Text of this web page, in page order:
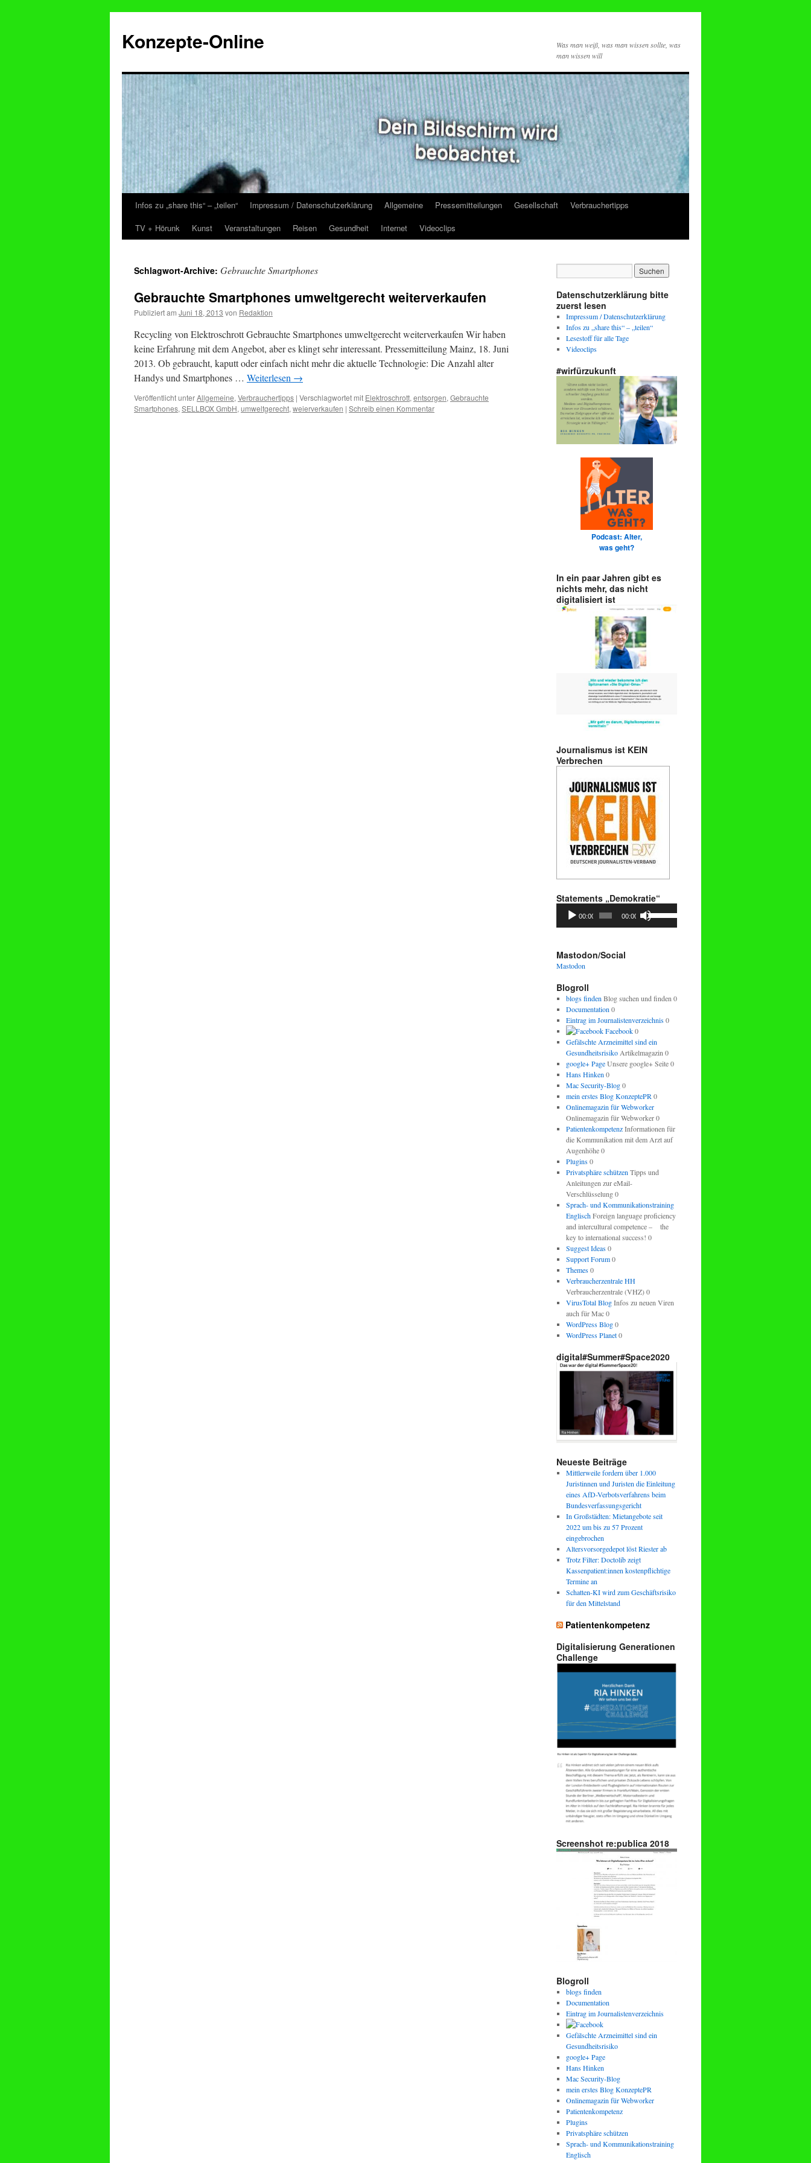
Konzepte-Online
Was man weiß, was man wissen sollte, was
man wissen will
Zum
Inhalt
Infos zu „share this“ – „teilen“ Impressum / Datenschutzerklärung Allgemeine Pressemitteilungen Gesellschaft
Verbrauchertipps
TV + Hörunk
Kunst Veranstaltungen Reisen Gesundheit Internet Videoclips
Schlagwort-Archive: Gebrauchte Smartphones
Gebrauchte Smartphones umweltgerecht weiterverkaufen
Publiziert am Juni 18, 2013 von Redaktion
Recycling von Elektroschrott Gebrauchte Smartphones umweltgerecht weiterverkaufen Wir haben
keine Erfahrung mit dem Angebot, aber es klingt sehr interessant. Pressemitteilung Mainz, 18. Juni
2013. Ob gebraucht, kaputt oder einfach nicht mehr die aktuelle Technologie: Die Anzahl alter
Handys und Smartphones … Weiterlesen →
Veröffentlicht unterAllgemeine, Verbrauchertipps | Verschlagwortet mit Elektroschrott, entsorgen, Gebrauchte
Smartphones, SELLBOX GmbH, umweltgerecht, weierverkaufen | Schreib einen Kommentar
Datenschutzerklärung bitte
zuerst lesen
Impressum / Datenschutzerklärung
Infos zu „share this“ – „teilen“
Lesestoff für alle Tage
Videoclips
#wirfürzukunft
Podcast: Alter,
was geht?
In ein paar Jahren gibt es
nichts mehr, das nicht
digitalisiert ist
Journalismus ist KEIN
Verbrechen
Statements „Demokratie“
Audio-
Player
00:00 00:00
Hoch/Runter
benutzen,
Mastodon/Social
Mastodon
Blogroll
blogs finden Blog suchen und finden 0
Documentation 0
Eintrag im Journalistenverzeichnis0
Facebook0
Gefälschte Arzneimittel sind ein
GesundheitsrisikoArtikelmagazin 0
google+ PageUnsere google+ Seite 0
Hans Hinken 0
Mac Security-Blog0
mein erstes Blog KonzeptePR 0
Onlinemagazin für Webworker
Onlinemagazin für Webworker 0
PatientenkompetenzInformationen für
die Kommunikation mit dem Arzt auf
Augenhöhe 0
Plugins0
Privatsphäre schützen Tipps und
Anleitungen zur eMail-
Verschlüsselung 0
Sprach- und Kommunikationstraining
EnglischForeign language proficiency
and intercultural competence – the
key to international success! 0
Suggest Ideas0
Support Forum0
Themes0
Verbraucherzentrale HH
Verbraucherzentrale (VHZ) 0
VirusTotal BlogInfos zu neuen Viren
auch für Mac 0
WordPress Blog0
WordPress Planet0
digital#Summer#Space2020
Neueste Beiträge
Mittlerweile fordern über 1.000
Juristinnen und Juristen die Einleitung
eines AfD-Verbotsverfahrens beim
Bundesverfassungsgericht
In Großstädten: Mietangebote seit
2022 um bis zu 57 Prozent
eingebrochen
Altersvorsorgedepot löst Riester ab
Trotz Filter: Doctolib zeigt
Kassenpatient:innen kostenpflichtige
Termine an
Schatten-KI wird zum Geschäftsrisiko
für den Mittelstand
Patientenkompetenz
Digitalisierung Generationen
Challenge
Screenshot re:publica 2018
Blogroll
blogs finden
Documentation
Eintrag im Journalistenverzeichnis
Gefälschte Arzneimittel sind ein
Gesundheitsrisiko
google+ Page
Hans Hinken
Mac Security-Blog
mein erstes Blog KonzeptePR
Onlinemagazin für Webworker
Patientenkompetenz
Plugins
Privatsphäre schützen
Sprach- und Kommunikationstraining
Englisch